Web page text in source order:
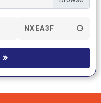
NXEA3F